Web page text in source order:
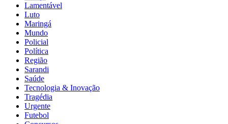
Lamentável
Luto
Maringá
Mundo
Policial
Política
Região
Sarandi
Saúde
Tecnologia & Inovação
Tragédia
Urgente
Futebol